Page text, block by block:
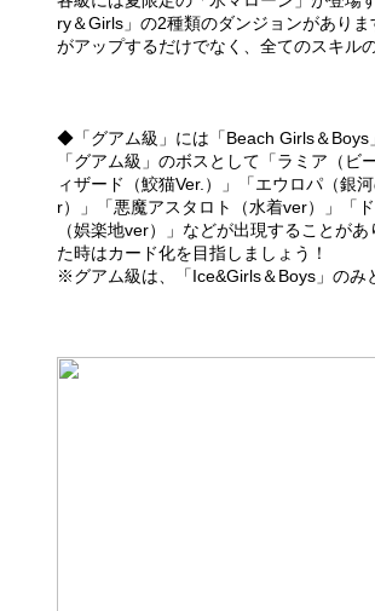
ry＆Girls」の2種類のダンジョンがあり
がアップするだけでなく、全てのスキル
◆「グアム級」には「Beach Girls＆Boys
「グアム級」のボスとして「ラミア（
ィザード（鮫猫Ver.）」「エウロパ（銀
r）」「悪魔アスタロト（水着ver）」「
（娯楽地ver）」などが出現することが
た時はカード化を目指しましょう！
※グアム級は、「Ice&Girls＆Boys」のみ